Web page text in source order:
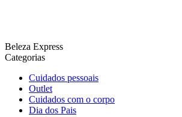
Beleza Express
Categorias
Cuidados pessoais
Outlet
Cuidados com o corpo
Dia dos Pais